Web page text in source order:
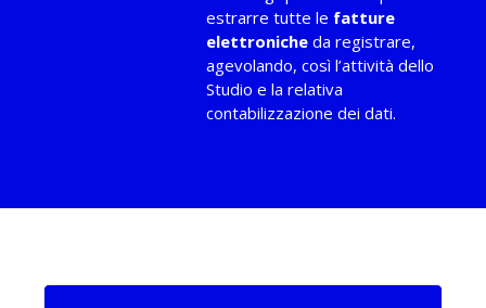
estrarre tutte le fatture
elettroniche da registrare,
agevolando, così l’attività dello
Studio e la relativa
contabilizzazione dei dati.